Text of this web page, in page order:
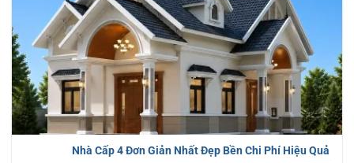
Nhà Cấp 4 Đơn Giản Nhất Đẹp Bền Chi Phí Hiệu Quả